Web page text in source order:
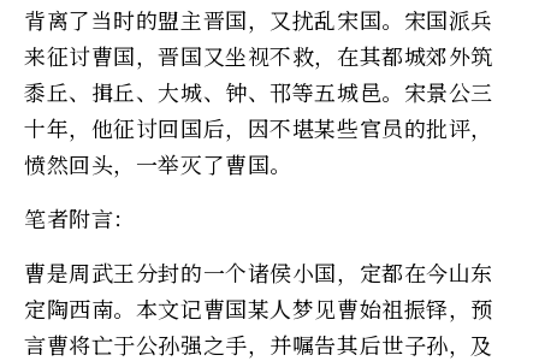
背离了当时的盟主晋国，又扰乱宋国。宋国派兵
来征讨曹国，晋国又坐视不救，在其都城郊外筑
黍丘、揖丘、大城、钟、邗等五城邑。宋景公三
十年，他征讨回国后，因不堪某些官员的批评，
愤然回头，一举灭了曹国。
笔者附言：
曹是周武王分封的一个诸侯小国，定都在今山东
定陶西南。本文记曹国某人梦见曹始祖振铎，预
言曹将亡于公孙强之手，并嘱告其后世子孙，及